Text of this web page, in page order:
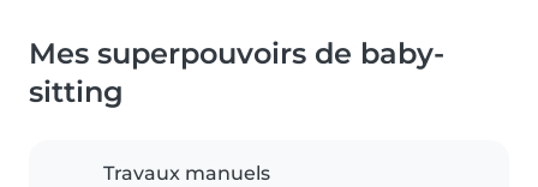
Mes superpouvoirs de baby-
sitting
Travaux manuels